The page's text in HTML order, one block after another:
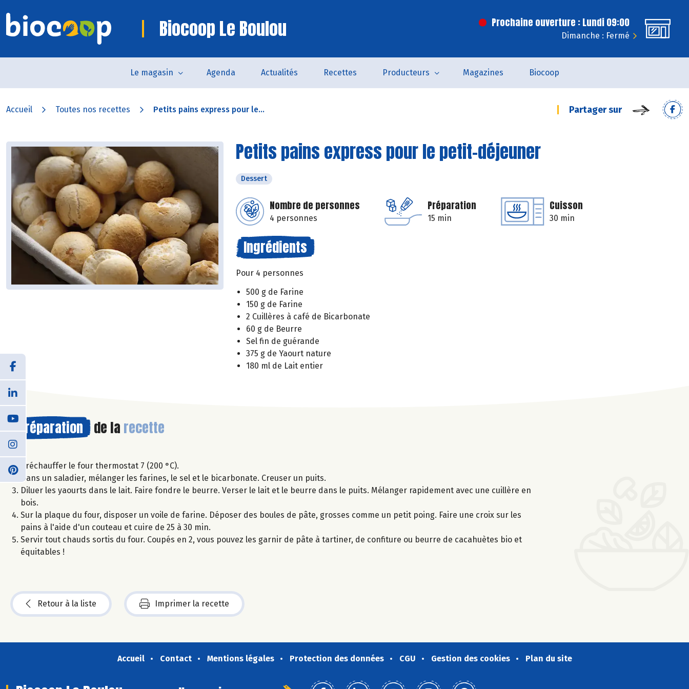
Biocoop Le Boulou Prochaine ouverture : Lundi 09:00
Dimanche : Fermé
Le magasin Agenda Actualités Recettes Producteurs Magazines Biocoop
Accueil Toutes nos recettes Petits pains express pour le... Partager sur
Petits pains express pour le petit-déjeuner
Dessert
Nombre de personnes
4 personnes
Préparation
15 min
Cuisson
30 min
Ingrédients
Pour 4 personnes
500 g de Farine
150 g de Farine
2 Cuillères à café de Bicarbonate
60 g de Beurre
Sel fin de guérande
375 g de Yaourt nature
180 ml de Lait entier
Préparation de la recette
Préchauffer le four thermostat 7 (200 °C).
Dans un saladier, mélanger les farines, le sel et le bicarbonate. Creuser un puits.
Diluer les yaourts dans le lait. Faire fondre le beurre. Verser le lait et le beurre dans le puits. Mélanger rapidement avec une cuillère en
bois.
Sur la plaque du four, disposer un voile de farine. Déposer des boules de pâte, grosses comme un petit poing. Faire une croix sur les
pains à l'aide d'un couteau et cuire de 25 à 30 min.
Servir tout chauds sortis du four. Coupés en 2, vous pouvez les garnir de pâte à tartiner, de confiture ou beurre de cacahuètes bio et
équitables !
Retour à la liste Imprimer la recette
Accueil Contact Mentions légales Protection des données CGU Gestion des cookies Plan du site